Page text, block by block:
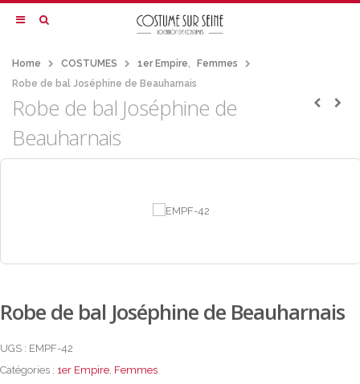
Home COSTUMES 1er Empire,
Femmes
Robe de bal Joséphine de Beauharnais
Robe de bal Joséphine de
Beauharnais
Robe de bal Joséphine de Beauharnais
UGS : EMPF-42
Catégories : 1er Empire Femmes